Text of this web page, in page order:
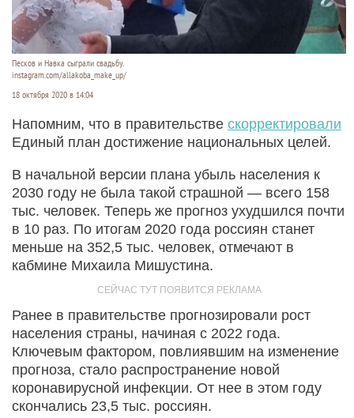
Песков и Навка сыграли свадьбу.
instagram.com/allakoba_make_up/
18 октября 2020 в 14:04
Напомним, что в правительстве скорректировали
Единый план достижение национальных целей.
В начальной версии плана убыль населения к
2030 году не была такой страшной — всего 158
тыс. человек. Теперь же прогноз ухудшился почти
в 10 раз. По итогам 2020 года россиян станет
меньше на 352,5 тыс. человек, отмечают в
кабмине Михаила Мишустина.
Ранее в правительстве прогнозировали рост
населения страны, начиная с 2022 года.
Ключевым фактором, повлиявшим на изменение
прогноза, стало распространение новой
коронавирусной инфекции. От нее в этом году
скончались 23,5 тыс. россиян.